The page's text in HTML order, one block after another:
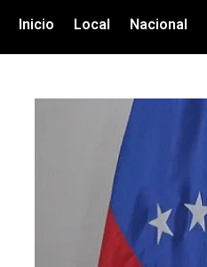
Inicio Local Nacional